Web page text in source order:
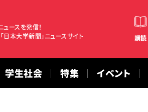
ースを発信！
日本大学新聞」ニュースサイト
購読
学生社会 特集 イベント